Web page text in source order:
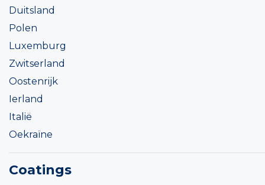
Duitsland
Polen
Luxemburg
Zwitserland
Oostenrijk
Ierland
Italië
Oekraïne
Coatings